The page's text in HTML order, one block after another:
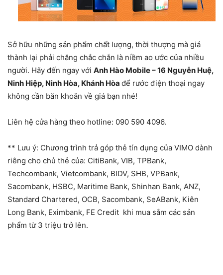
Sở hữu những sản phẩm chất lượng, thời thượng mà giá
thành lại phải chăng chắc chắn là niềm ao ước của nhiều
người. Hãy đến ngay với Anh Hào Mobile – 16 Nguyễn Huệ,
Ninh Hiệp, Ninh Hòa, Khánh Hòa để rước điện thoại ngay
không cần băn khoăn về giá bạn nhé!
Liên hệ cửa hàng theo hotline: 090 590 4096.
** Lưu ý: Chương trình trả góp thẻ tín dụng của VIMO dành
riêng cho chủ thẻ của: CitiBank, VIB, TPBank,
Techcombank, Vietcombank, BIDV, SHB, VPBank,
Sacombank, HSBC, Maritime Bank, Shinhan Bank, ANZ,
Standard Chartered, OCB, Sacombank, SeABank, Kiên
Long Bank, Eximbank, FE Credit khi mua sắm các sản
phẩm từ 3 triệu trở lên.